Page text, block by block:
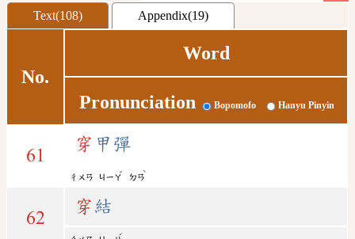
Text(108) Appendix(19)
No.
Word
Pronunciation Bopomofo Hanyu Pinyin
61
穿 甲彈
ㄔㄨㄢ ㄐㄧㄚ
ˇ
ㄉㄢ
ˋ
62
穿 結
ˊ